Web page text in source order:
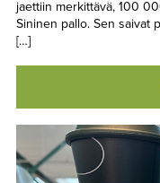
jaettiin merkittävä, 100
Sininen pallo. Sen saivat
[…]